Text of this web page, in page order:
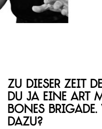
Zu dieser Zeit
du ja eine Art
Bones Brigade.
dazu?